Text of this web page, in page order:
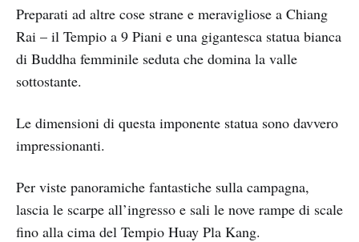
Preparati ad altre cose strane e meravigliose a Chiang
Rai – il Tempio a 9 Piani e una gigantesca statua bianca
di Buddha femminile seduta che domina la valle
sottostante.
Le dimensioni di questa imponente statua sono davvero
impressionanti.
Per viste panoramiche fantastiche sulla campagna,
lascia le scarpe all’ingresso e sali le nove rampe di scale
fino alla cima del Tempio Huay Pla Kang.